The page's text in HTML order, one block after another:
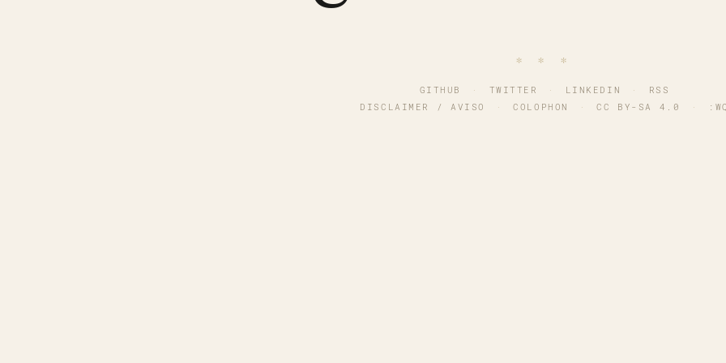
∗ ∗ ∗
GITHUB · TWITTER · LINKEDIN ·
RSS
DISCLAIMER / AVISO
· COLOPHON · CC BY-SA 4.0 ·